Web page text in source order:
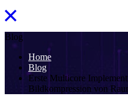
Blog
Home
Blog
Erste Multicore
Bildkompression von